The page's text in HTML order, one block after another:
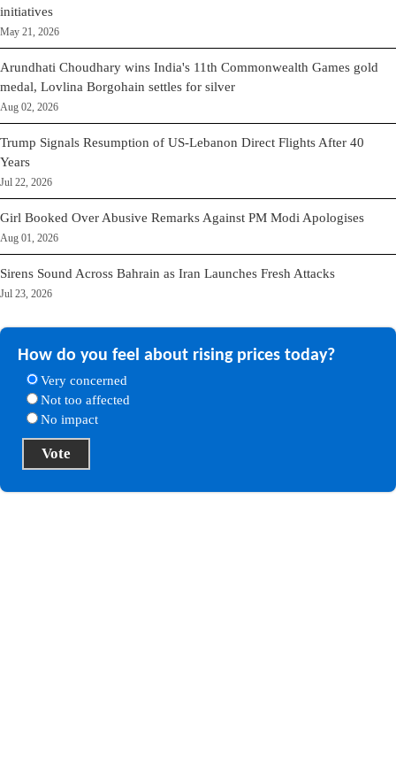
initiatives
May 21, 2026
Arundhati Choudhary wins India's 11th Commonwealth Games gold
medal, Lovlina Borgohain settles for silver
Aug 02, 2026
Trump Signals Resumption of US-Lebanon Direct Flights After 40
Years
Jul 22, 2026
Girl Booked Over Abusive Remarks Against PM Modi Apologises
Aug 01, 2026
Sirens Sound Across Bahrain as Iran Launches Fresh Attacks
Jul 23, 2026
How do you feel about rising prices today?
Very concerned
Not too affected
No impact